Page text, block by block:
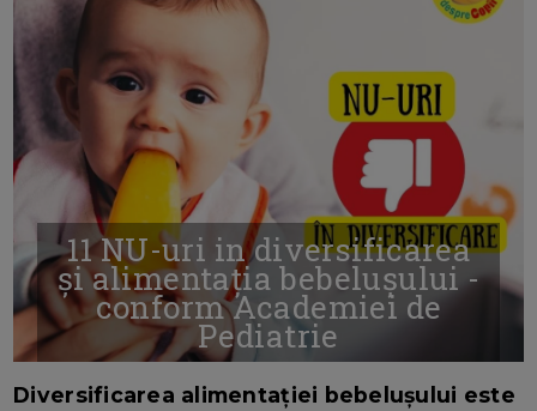
11 NU-uri in diversificarea
și alimentația bebelușului -
conform Academiei de
Pediatrie
Diversificarea alimentației bebelușului este